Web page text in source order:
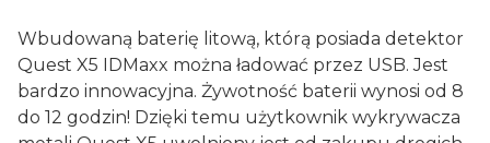
Wbudowaną baterię litową, którą posiada detektor
Quest X5 IDMaxx można ładować przez USB. Jest
bardzo innowacyjna. Żywotność baterii wynosi od 8
do 12 godzin! Dzięki temu użytkownik wykrywacza